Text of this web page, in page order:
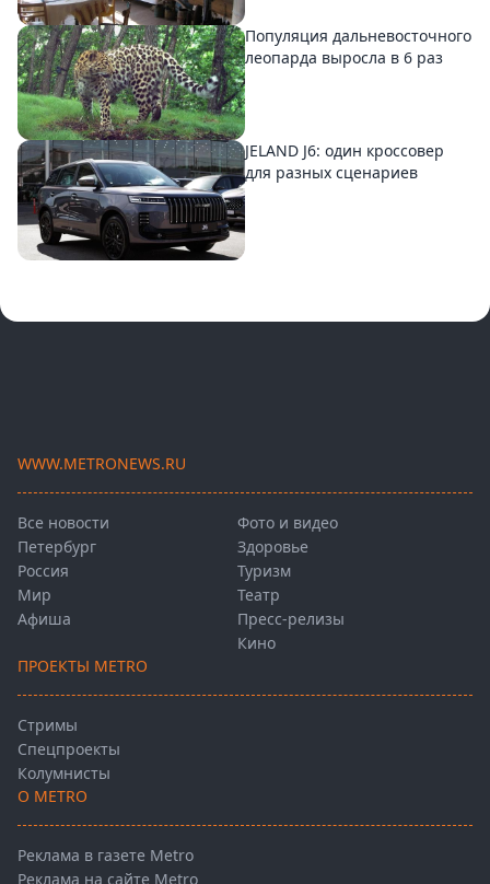
Популяция дальневосточного
леопарда выросла в 6 раз
JELAND J6: один кроссовер
для разных сценариев
WWW.METRONEWS.RU
Все новости
Петербург
Россия
Мир
Афиша
Фото и видео
Здоровье
Туризм
Театр
Пресс-релизы
Кино
ПРОЕКТЫ METRO
Стримы
Спецпроекты
Колумнисты
О METRO
Реклама в газете Metro
Реклама на сайте Metro